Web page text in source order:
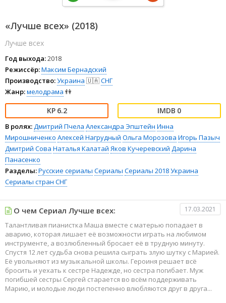
«Лучше всех» (2018)
Лучше всех
Год выхода:2018
Режиссёр:Максим Бернадский
Производство:Украина 🇺🇦СНГ
Жанр:мелодрама 👫
6.2 0
В ролях:Дмитрий Пчела Александра Эпштейн Инна
Мирошниченко Алексей Нагрудный Ольга Морозова Игорь Пазыч
Дмитрий Сова Наталья Калатай Яков Кучеревский Дарина
Панасенко
Разделы:Русские сериалы Сериалы Сериалы 2018Украина
Сериалы стран СНГ
О чем Сериал Лучше всех: 17.03.2021
Талантливая пианистка Маша вместе с матерью попадает в
аварию, которая лишает её возможности играть на любимом
инструменте, а возлюбленный бросает её в трудную минуту.
Спустя 12 лет судьба снова решила сыграть злую шутку с Марией.
Её увольняют из музыкальной школы. Героиня решает всё
бросить и уехать к сестре Надежде, но сестра погибает. Муж
погибшей сестры Сергей старается во всём поддерживать
Марию, и молодые люди постепенно влюбляются друг в друга...